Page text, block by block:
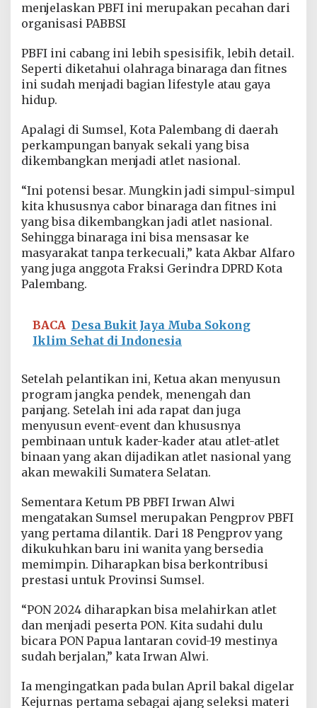
menjelaskan PBFI ini merupakan pecahan dari
organisasi PABBSI
PBFI ini cabang ini lebih spesisifik, lebih detail.
Seperti diketahui olahraga binaraga dan fitnes
ini sudah menjadi bagian lifestyle atau gaya
hidup.
Apalagi di Sumsel, Kota Palembang di daerah
perkampungan banyak sekali yang bisa
dikembangkan menjadi atlet nasional.
“Ini potensi besar. Mungkin jadi simpul-simpul
kita khususnya cabor binaraga dan fitnes ini
yang bisa dikembangkan jadi atlet nasional.
Sehingga binaraga ini bisa mensasar ke
masyarakat tanpa terkecuali,” kata Akbar Alfaro
yang juga anggota Fraksi Gerindra DPRD Kota
Palembang.
BACA Desa Bukit Jaya Muba Sokong
Iklim Sehat di Indonesia
Setelah pelantikan ini, Ketua akan menyusun
program jangka pendek, menengah dan
panjang. Setelah ini ada rapat dan juga
menyusun event-event dan khususnya
pembinaan untuk kader-kader atau atlet-atlet
binaan yang akan dijadikan atlet nasional yang
akan mewakili Sumatera Selatan.
Sementara Ketum PB PBFI Irwan Alwi
mengatakan Sumsel merupakan Pengprov PBFI
yang pertama dilantik. Dari 18 Pengprov yang
dikukuhkan baru ini wanita yang bersedia
memimpin. Diharapkan bisa berkontribusi
prestasi untuk Provinsi Sumsel.
“PON 2024 diharapkan bisa melahirkan atlet
dan menjadi peserta PON. Kita sudahi dulu
bicara PON Papua lantaran covid-19 mestinya
sudah berjalan,” kata Irwan Alwi.
Ia mengingatkan pada bulan April bakal digelar
Kejurnas pertama sebagai ajang seleksi materi